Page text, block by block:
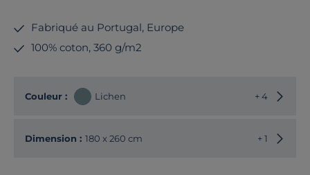
Fabriqué au Portugal, Europe
100% coton, 360 g/m2
Couleur : Lichen + 4
Dimension : 180 x 260 cm + 1